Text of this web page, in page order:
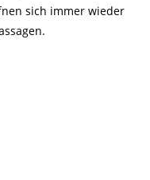
sich immer wieder